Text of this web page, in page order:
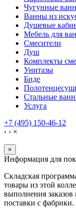
Чугунные
Ванны из
Душевые
Мебель для
Смесители
Душ
Комплекты
Унитазы
Биде
Стальные
Услуга
+7 (495) 150-46-12
‹ › ×
×
Информация для
Складская
товары из этой
выполнения
поставки с фабрики.